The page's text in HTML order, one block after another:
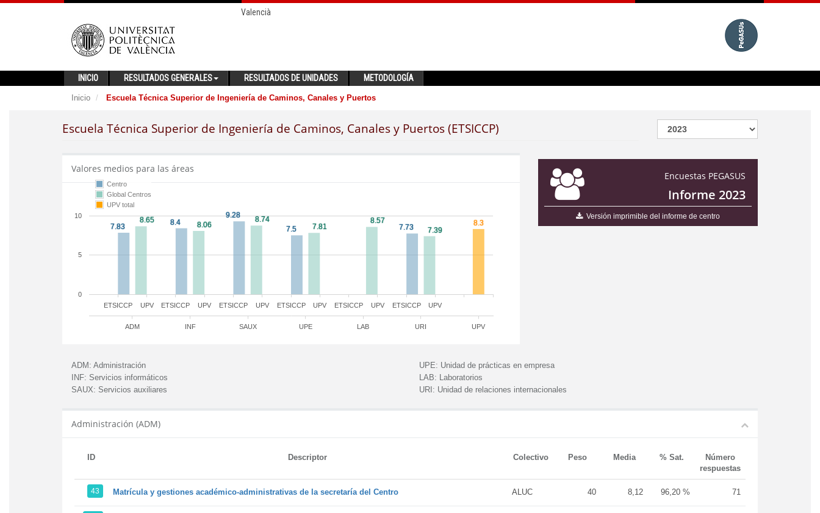
Valencià
INICIO RESULTADOS GENERALES RESULTADOS DE UNIDADES METODOLOGÍA
Inicio Escuela Técnica Superior de Ingeniería de Caminos, Canales y Puertos
Escuela Técnica Superior de Ingeniería de Caminos, Canales y Puertos (ETSICCP)
Encuestas PEGASUS
Informe 2023
Versión imprimible del informe de centro
Valores medios para las áreas
ETSICCP ETSICCP ETSICCP ETSICCP ETSICCP ETSICCP
UPV UPV UPV UPV UPV UPV
ADM INF SAUX UPE LAB URI UPV
0
5
10
Centro
Global Centros
UPV total
ADM: Administración
INF: Servicios informáticos
SAUX: Servicios auxiliares
UPE: Unidad de prácticas en empresa
LAB: Laboratorios
URI: Unidad de relaciones internacionales
Administración (ADM)
ID Descriptor Colectivo Peso Media % Sat.
Número
respuestas
43 Matrícula y gestiones académico-administrativas de la secretaría del Centro ALUC 40 8,12 96,20 % 71